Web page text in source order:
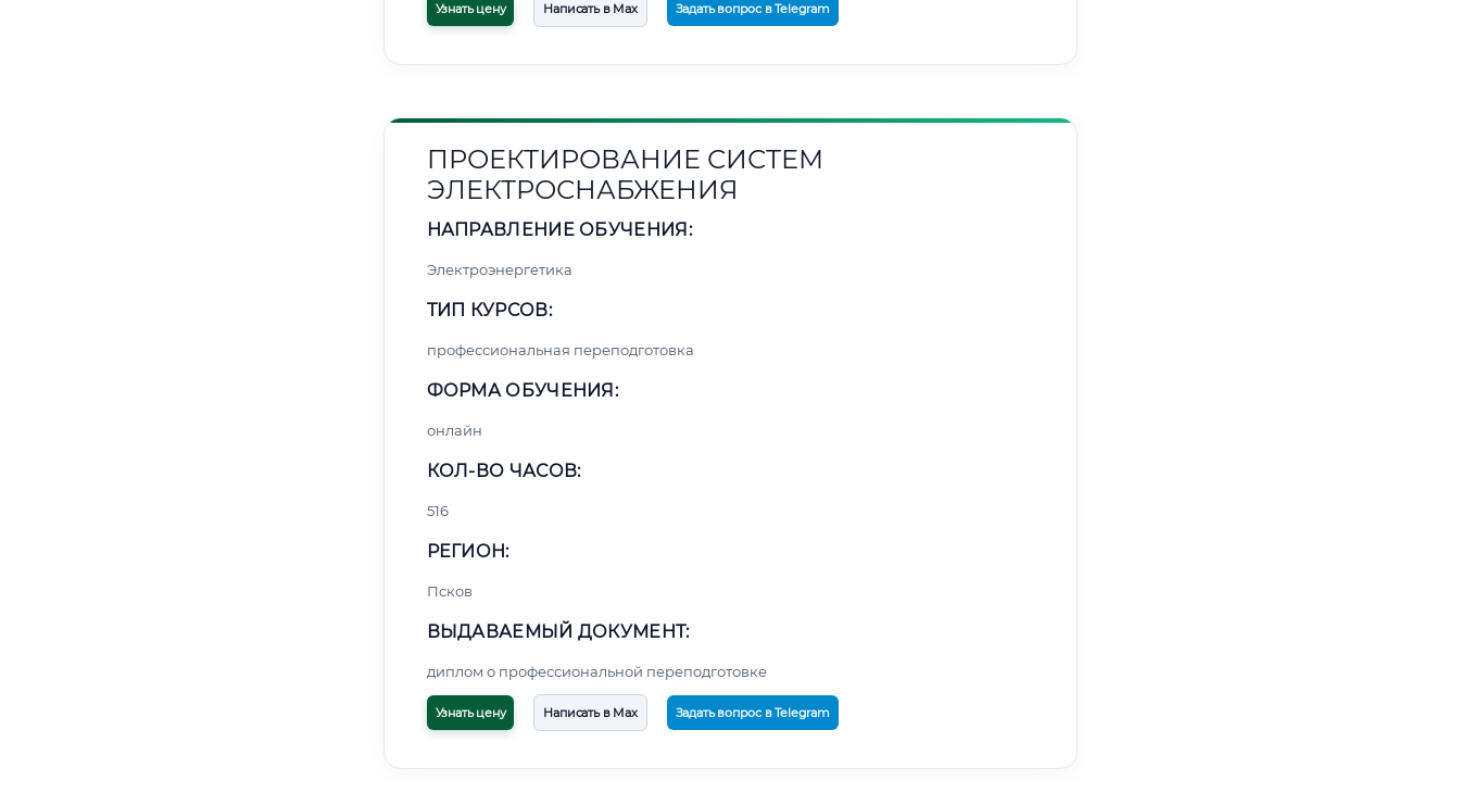
Узнать цену Написать в Max Задать вопрос в Telegram
ПРОЕКТИРОВАНИЕ СИСТЕМ
ЭЛЕКТРОСНАБЖЕНИЯ
НАПРАВЛЕНИЕ ОБУЧЕНИЯ:
Электроэнергетика
ТИП КУРСОВ:
профессиональная переподготовка
ФОРМА ОБУЧЕНИЯ:
онлайн
КОЛ-ВО ЧАСОВ:
516
РЕГИОН:
Псков
ВЫДАВАЕМЫЙ ДОКУМЕНТ:
диплом о профессиональной переподготовке
Узнать цену Написать в Max Задать вопрос в Telegram